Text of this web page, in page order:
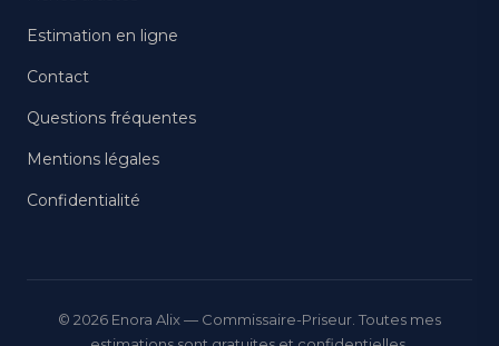
Estimation en ligne
Contact
Questions fréquentes
Mentions légales
Confidentialité
© 2026 Enora Alix — Commissaire-Priseur. Toutes mes